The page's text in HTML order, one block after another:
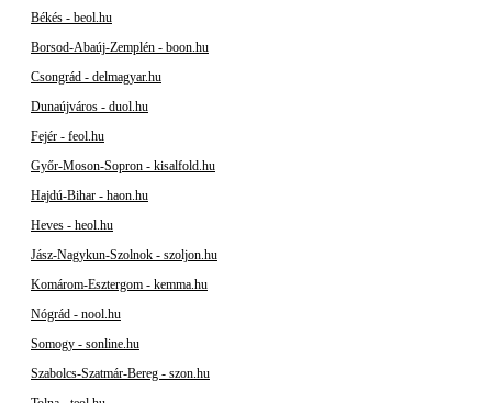
Békés - beol.hu
Borsod-Abaúj-Zemplén - boon.hu
Csongrád - delmagyar.hu
Dunaújváros - duol.hu
Fejér - feol.hu
Győr-Moson-Sopron - kisalfold.hu
Hajdú-Bihar - haon.hu
Heves - heol.hu
Jász-Nagykun-Szolnok - szoljon.hu
Komárom-Esztergom - kemma.hu
Nógrád - nool.hu
Somogy - sonline.hu
Szabolcs-Szatmár-Bereg - szon.hu